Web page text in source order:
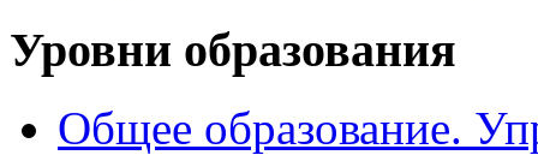
Уровни образования
Общее образование.